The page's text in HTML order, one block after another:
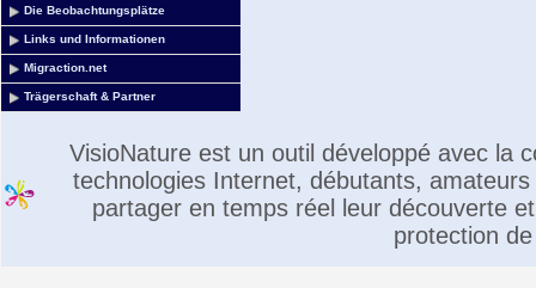
Die Beobachtungsplätze
Links und Informationen
Migraction.net
Trägerschaft & Partner
VisioNature est un outil développé avec la
technologies Internet, débutants,
partager en temps réel leur découverte
protection